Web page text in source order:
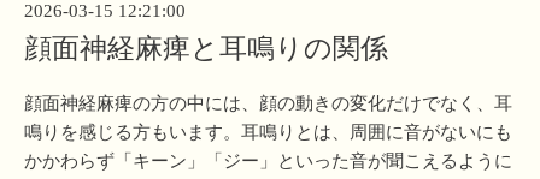
2026-03-15 12:21:00
顔面神経麻痺と耳鳴りの関係
顔面神経麻痺の方の中には、顔の動きの変化だけでなく、耳
鳴りを感じる方もいます。耳鳴りとは、周囲に音がないにも
かかわらず「キーン」「ジー」といった音が聞こえるように